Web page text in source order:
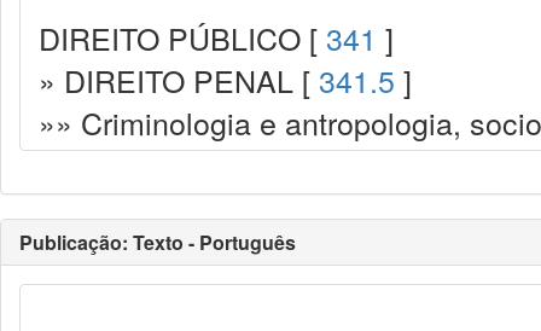
DIREITO PÚBLICO [ 341 ]
» DIREITO PENAL [ 341.5 ]
»» Criminologia e antropologia,
Publicação: Texto - Português